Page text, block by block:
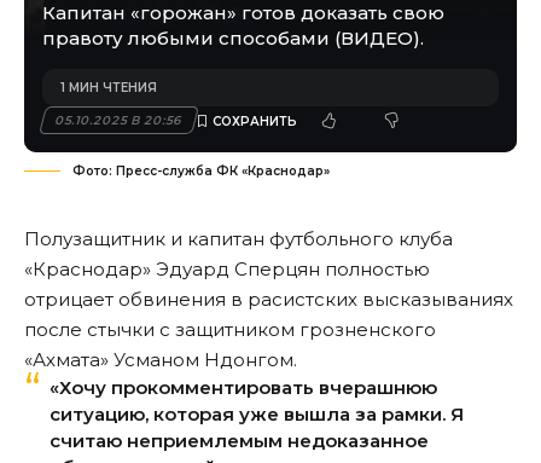
Капитан «горожан» готов доказать свою
правоту любыми способами (ВИДЕО).
05.10.2025 В 20:56
1 МИН ЧТЕНИЯ
Фото: Пресс-служба ФК «Краснодар»
Полузащитник и капитан футбольного клуба
«Краснодар» Эдуард Сперцян полностью
отрицает обвинения в расистских высказываниях
после стычки с защитником грозненского
«Ахмата» Усманом Ндонгом.
«Хочу прокомментировать вчерашнюю
ситуацию, которая уже вышла за рамки. Я
считаю неприемлемым недоказанное